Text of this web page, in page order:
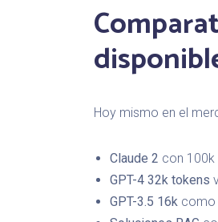
Hoy mismo en el
Claude 2 con 100k
GPT-4 32k tokens
GPT-3.5 16k como